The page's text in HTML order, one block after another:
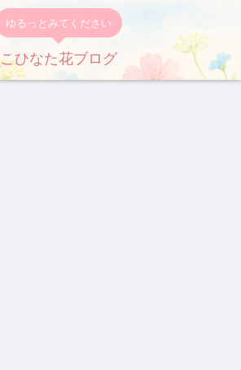
ゆるっとみてください
こひなた花ブログ